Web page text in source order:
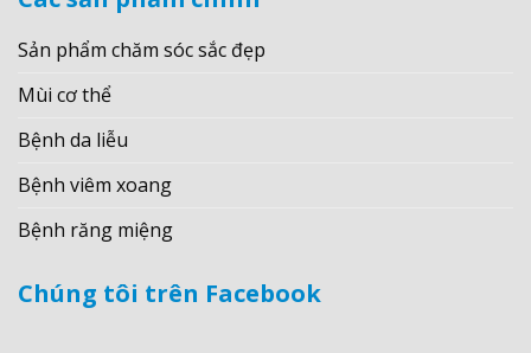
Sản phẩm chăm sóc sắc đẹp
Mùi cơ thể
Bệnh da liễu
Bệnh viêm xoang
Bệnh răng miệng
Chúng tôi trên Facebook